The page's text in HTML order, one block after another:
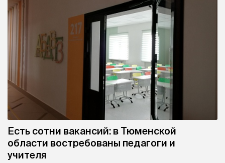
Есть сотни вакансий: в Тюменской
области востребованы педагоги и
учителя